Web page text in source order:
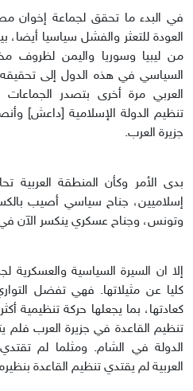
في البدء ما تحقق لجماعة إخوان
العودة للتعثر والفشل سياسيا
من ليبيا وسوريا واليمن لظروف
السياسي في هذه الدول إلى
العربي مرة أخرى بتصدر الجماعات
تنظيم الدولة الإسلامية [داعش]
جزيرة العرب.
بدى الأمر وكأن المنطقة العربية
إسلاميين، جناح سياسي أصيب
وتونس، وجناح عسكري ينكسر الآن في
إلا ان السيرة السياسية والعسكرية
كليا عن مثيلاتها. فهي تفضل
كعادتها، بما يجعلها حركة
تنظيم القاعدة في جزيرة العرب فلم
الدولة في الشام. ومثلما لم
العربية لم يقتدي تنظيم القاعدة